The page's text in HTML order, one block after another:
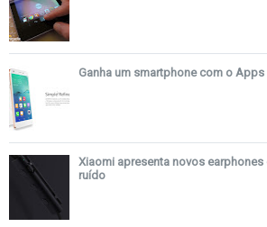
Ganha um smartphone com o
Xiaomi apresenta novos
ruído